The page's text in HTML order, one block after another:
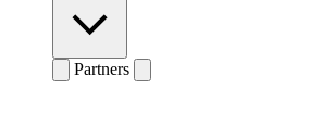
Partners